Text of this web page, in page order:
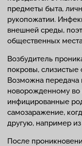
предметы быта,
рукопожатии.
внешней среды,
общественных
Возбудитель
покровы,
Возможна передача
новорожденному во
инфицированные
самозаражение,
другую, например
После